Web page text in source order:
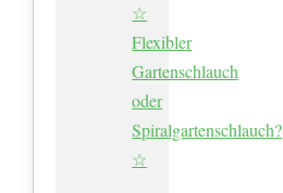
☆
Flexibler
Gartenschlauch
oder
Spiralgartenschlauch?
☆